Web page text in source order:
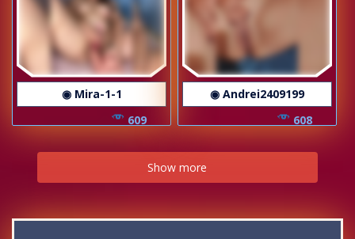
◉ Mira-1-1
609
◉ Andrei2409199
608
Show more